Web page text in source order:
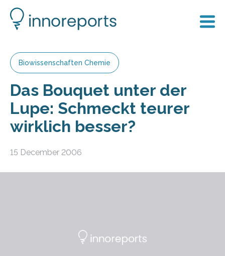
Biowissenschaften Chemie
Das Bouquet unter der
Lupe: Schmeckt teurer
wirklich besser?
15 December 2006